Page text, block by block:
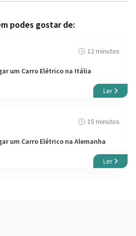
podes gostar de:
12 minutos
um Carro Elétrico na Itália
Ler
15 minutos
um Carro Elétrico na Alemanha
Ler